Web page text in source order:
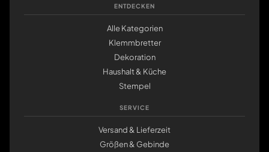
ENTDECKEN
Alle Kategorien
Klemmbretter
Dekoration
Haushalt & Küche
Stempel
SERVICE
Versand & Lieferzeit
Größen & Gebinde